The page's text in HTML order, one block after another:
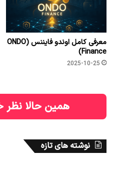
معرفی کامل اوندو فایننس (ONDO
Finance)
2025-10-25
همین حالا نظر
نوشته های تازه